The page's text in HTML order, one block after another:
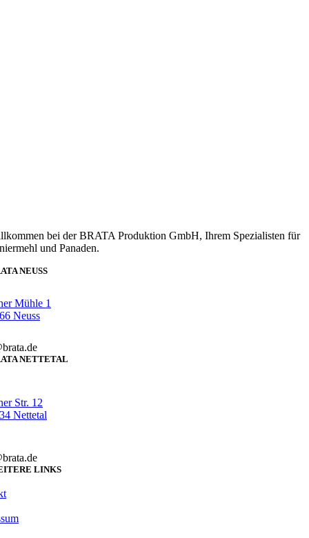
bei der BRATA Produktion GmbH, Ihrem Spezialisten für
und Panaden.
NEUSS
Mühle 1
Neuss
NETTETAL
Str. 12
Nettetal
LINKS